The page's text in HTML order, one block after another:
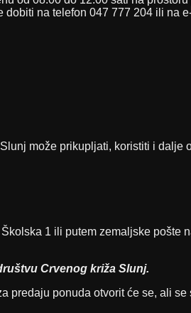
na telefon 047 777 204 ili na
može prikupljati, koristiti i dalje
1 ili putem zemaljske pošte
Crvenog križa Slunj.
ponuda otvorit će se, ali